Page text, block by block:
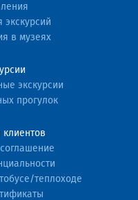
экскурсий
в музеях
экскурсии
прогулок
теплоходе